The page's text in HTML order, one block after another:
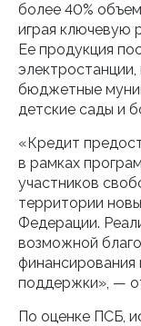
более 40%
играя ключевую
Ее продукция
бюджетные
детские сады и
«Кредит
в рамках
участников
территории
Федерации.
возможной
финансирования
поддержки», —
По оценке ПСБ,